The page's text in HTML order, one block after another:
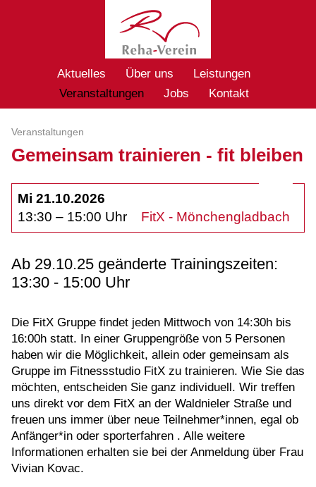
Aktuelles Über uns
Leistungen
Veranstaltungen
Jobs Kontakt
Veranstaltungen
Gemeinsam trainieren - fit bleiben
Mi 21.10.2026
13:30 – 15:00 Uhr
FitX - Mönchengladbach
Ab 29.10.25 geänderte Trainingszeiten:
13:30 - 15:00 Uhr
Die FitX Gruppe findet jeden Mittwoch von 14:30h bis
16:00h statt. In einer Gruppengröße von 5 Personen
haben wir die Möglichkeit, allein oder gemeinsam als
Gruppe im Fitnessstudio FitX zu trainieren. Wie Sie das
möchten, entscheiden Sie ganz individuell. Wir treffen
uns direkt vor dem FitX an der Waldnieler Straße und
freuen uns immer über neue Teilnehmer*innen, egal ob
Anfänger*in oder sporterfahren . Alle weitere
Informationen erhalten sie bei der Anmeldung über Frau
Vivian Kovac.